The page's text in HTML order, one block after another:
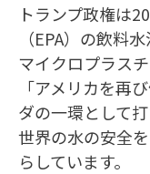
トランプ政権は
（EPA）の飲料
マイクロプラス
「アメリカを再
ダの一環として
世界の水の安全
らしています。